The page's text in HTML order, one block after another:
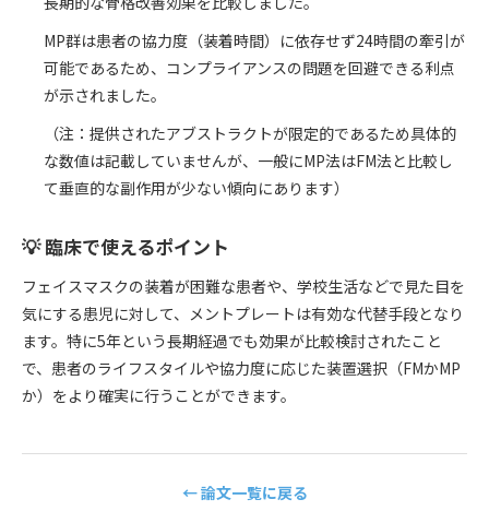
MP群は患者の協力度（装着時間）に依存せず24時間の牽引が
可能であるため、コンプライアンスの問題を回避できる利点
が示されました。
（注：提供されたアブストラクトが限定的であるため具体的
な数値は記載していませんが、一般にMP法はFM法と比較し
て垂直的な副作用が少ない傾向にあります）
💡 臨床で使えるポイント
フェイスマスクの装着が困難な患者や、学校生活などで見た目を
気にする患児に対して、メントプレートは有効な代替手段となり
ます。特に5年という長期経過でも効果が比較検討されたこと
で、患者のライフスタイルや協力度に応じた装置選択（FMかMP
か）をより確実に行うことができます。
← 論文一覧に戻る